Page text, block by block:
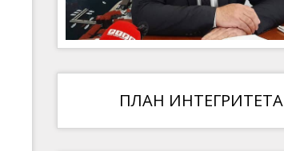
ПЛАН ИНТЕГРИТЕТА